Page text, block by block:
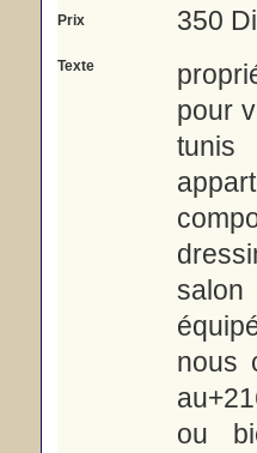
Prix 350
Texte
pour
tunis
salon
nous
ou